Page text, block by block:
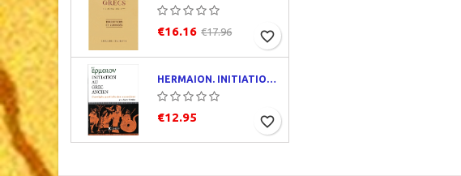
€16.16 €17.96 favorite_border
€12.95 favorite_border